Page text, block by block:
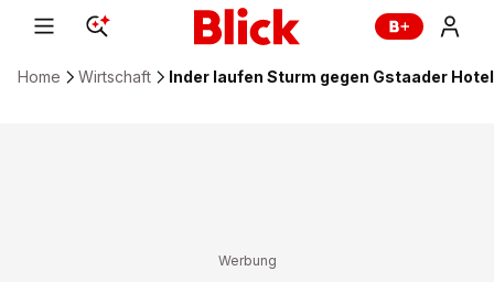
Home Wirtschaft Inder laufen Sturm gegen Gstaader